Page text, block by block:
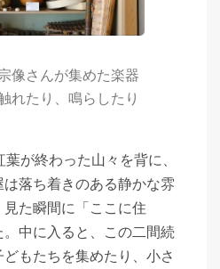
像さんが集めた楽器
れたり、鳴らしたり
が終わった山々を背に、
落ち着きのある静かな雰
た瞬間に「ここに住
中に入ると、この二間続
もたちを集めたり、小さ